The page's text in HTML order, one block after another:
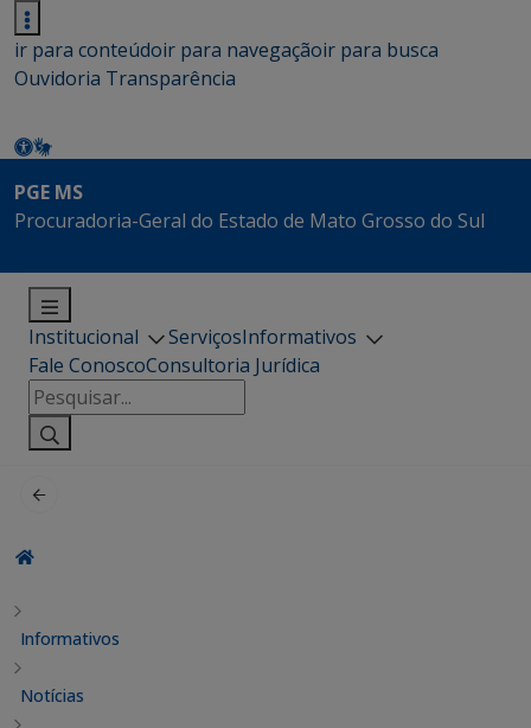
ir para conteúdoir para navegaçãoir para busca
Ouvidoria Transparência
PGE MS
Procuradoria-Geral do Estado de Mato Grosso do Sul
Institucional ServiçosInformativos
Fale ConoscoConsultoria Jurídica
Pesquisar
por:
Informativos
Notícias